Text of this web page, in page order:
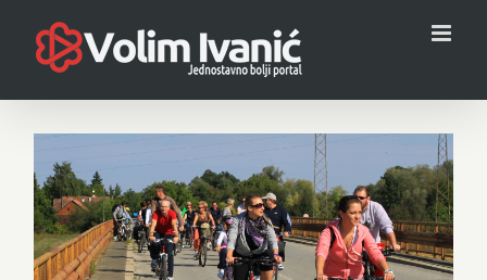
content
Larger
Image